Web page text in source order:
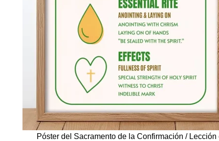
Póster del Sacramento de la Confirmación / Lección